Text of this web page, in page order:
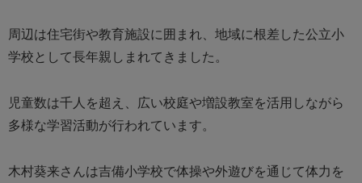
周辺は住宅街や教育施設に囲まれ、地域に根差した公立小
学校として長年親しまれてきました。
児童数は千人を超え、広い校庭や増設教室を活用しながら
多様な学習活動が行われています。
木村葵来さんは吉備小学校で体操や外遊びを通じて体力を